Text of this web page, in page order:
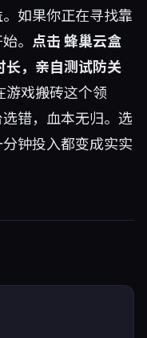
如果你正在寻找靠
。 点击蜂巢云盒
长，亲自测试防关
游戏搬砖这个领
错，血本无归。选
钟投入都变成实实